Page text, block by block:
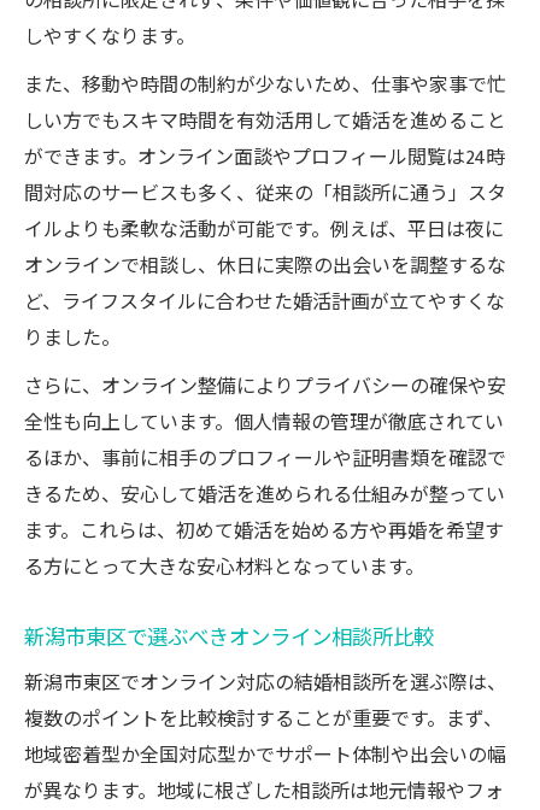
しやすくなります。
また、移動や時間の制約が少ないため、仕事や家事で忙
しい方でもスキマ時間を有効活用して婚活を進めること
ができます。オンライン面談やプロフィール閲覧は24時
間対応のサービスも多く、従来の「相談所に通う」スタ
イルよりも柔軟な活動が可能です。例えば、平日は夜に
オンラインで相談し、休日に実際の出会いを調整するな
ど、ライフスタイルに合わせた婚活計画が立てやすくな
りました。
さらに、オンライン整備によりプライバシーの確保や安
全性も向上しています。個人情報の管理が徹底されてい
るほか、事前に相手のプロフィールや証明書類を確認で
きるため、安心して婚活を進められる仕組みが整ってい
ます。これらは、初めて婚活を始める方や再婚を希望す
る方にとって大きな安心材料となっています。
新潟市東区で選ぶべきオンライン相談所比較
新潟市東区でオンライン対応の結婚相談所を選ぶ際は、
複数のポイントを比較検討することが重要です。まず、
地域密着型か全国対応型かでサポート体制や出会いの幅
が異なります。地域に根ざした相談所は地元情報やフォ